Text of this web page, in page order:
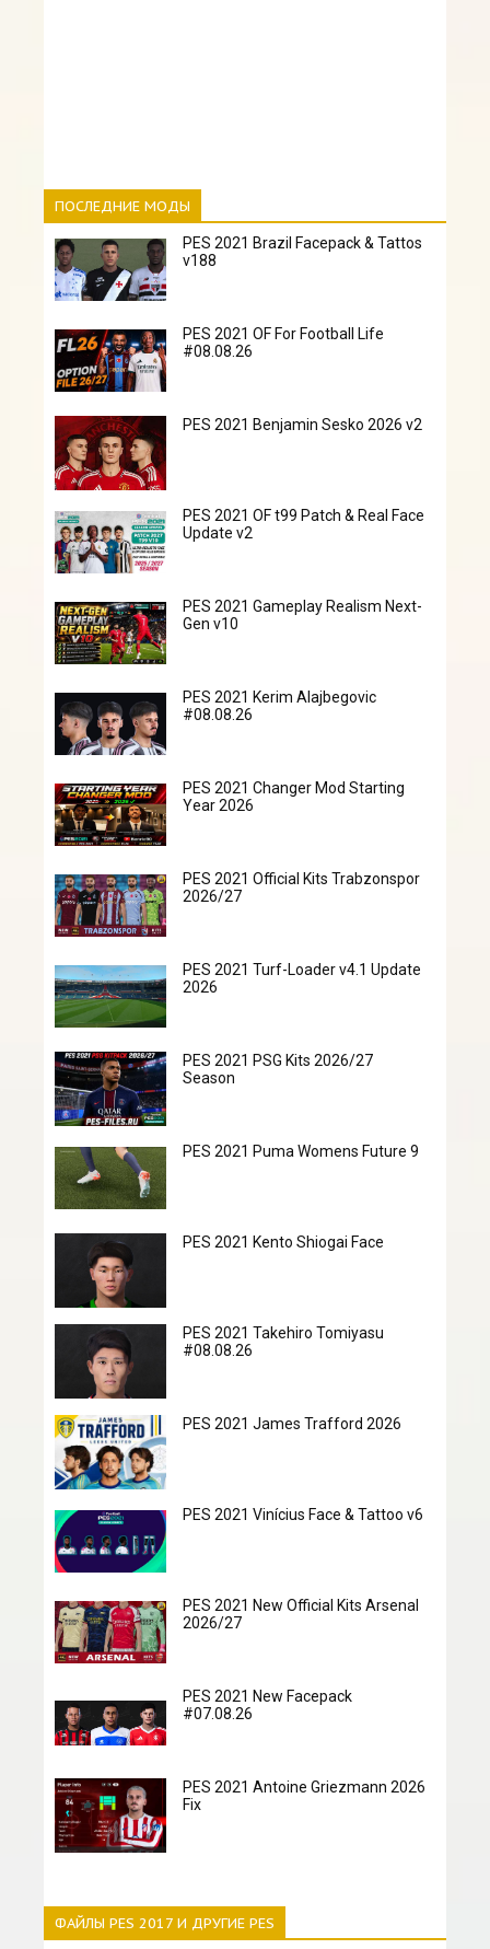
ПОСЛЕДНИЕ МОДЫ
PES 2021 Brazil Facepack & Tattos
v188
PES 2021 OF For Football Life
#08.08.26
PES 2021 Benjamin Sesko 2026 v2
PES 2021 OF t99 Patch & Real Face
Update v2
PES 2021 Gameplay Realism Next-
Gen v10
PES 2021 Kerim Alajbegovic
#08.08.26
PES 2021 Changer Mod Starting
Year 2026
PES 2021 Official Kits Trabzonspor
2026/27
PES 2021 Turf-Loader v4.1 Update
2026
PES 2021 PSG Kits 2026/27
Season
PES 2021 Puma Womens Future 9
PES 2021 Kento Shiogai Face
PES 2021 Takehiro Tomiyasu
#08.08.26
PES 2021 James Trafford 2026
PES 2021 Vinícius Face & Tattoo v6
PES 2021 New Official Kits Arsenal
2026/27
PES 2021 New Facepack
#07.08.26
PES 2021 Antoine Griezmann 2026
Fix
ФАЙЛЫ PES 2017 И ДРУГИЕ PES